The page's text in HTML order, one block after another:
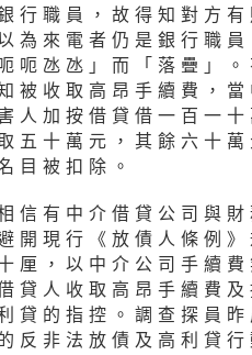
行職員，故得知對方
為來電者仍是銀行職
呃氹氹」而「落疊」
被收取高昂手續費，
人加按借貸借一百一十
五十萬元，其餘六十
目被扣除。
信有中介借貸公司與財
開現行《放債人條例
厘，以中介公司手續
貸人收取高昂手續費
貸的指控。調查探員
反非法放債及高利貸